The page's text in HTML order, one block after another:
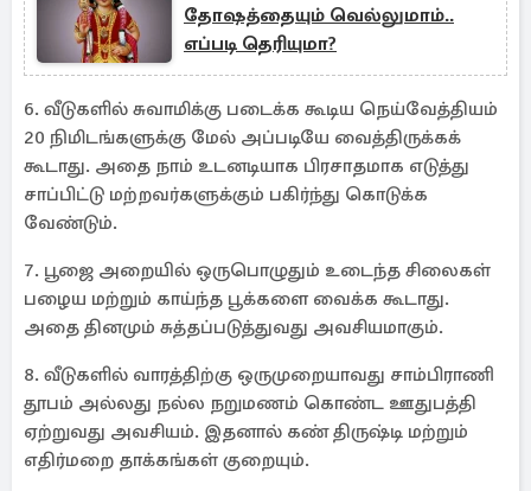
தோஷத்தையும் வெல்லுமாம்..
எப்படி தெரியுமா?
6. வீடுகளில் சுவாமிக்கு படைக்க கூடிய நெய்வேத்தியம்
20 நிமிடங்களுக்கு மேல் அப்படியே வைத்திருக்கக்
கூடாது. அதை நாம் உடனடியாக பிரசாதமாக எடுத்து
சாப்பிட்டு மற்றவர்களுக்கும் பகிர்ந்து கொடுக்க
வேண்டும்.
7. பூஜை அறையில் ஒருபொழுதும் உடைந்த சிலைகள்
பழைய மற்றும் காய்ந்த பூக்களை வைக்க கூடாது.
அதை தினமும் சுத்தப்படுத்துவது அவசியமாகும்.
8. வீடுகளில் வாரத்திற்கு ஒருமுறையாவது சாம்பிராணி
தூபம் அல்லது நல்ல நறுமணம் கொண்ட ஊதுபத்தி
ஏற்றுவது அவசியம். இதனால் கண் திருஷ்டி மற்றும்
எதிர்மறை தாக்கங்கள் குறையும்.